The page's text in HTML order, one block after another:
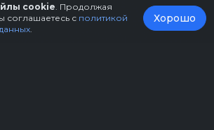
cookie . Продолжая
соглашаетесь с политикой
Хорошо